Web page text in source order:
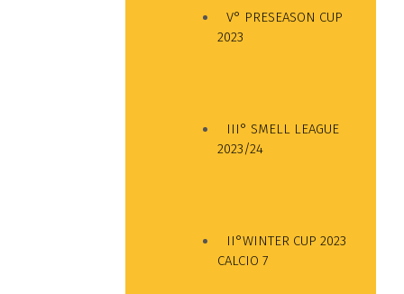
V° PRESEASON CUP
2023
III° SMELL LEAGUE
2023/24
II°WINTER CUP 2023
CALCIO 7